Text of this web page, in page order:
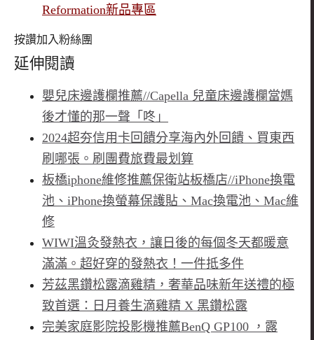
Reformation新品專區
按讚加入粉絲團
延伸閱讀
嬰兒床邊護欄推薦//Capella 兒童床邊護欄當媽
後才懂的那一聲「咚」
2024超夯信用卡回饋分享海內外回饋、買東西
刷哪張。刷團費旅費最划算
板橋iphone維修推薦保衛站板橋店//iPhone換電
池、iPhone換螢幕保護貼、Mac換電池、Mac維
修
WIWI溫灸發熱衣，讓日後的每個冬天都暖意
滿滿。超好穿的發熱衣！一件抵多件
芳茲黑鑽松露滴雞精，奢華品味新年送禮的極
致首選：日月養生滴雞精 X 黑鑽松露
完美家庭影院投影機推薦BenQ GP100 ，露